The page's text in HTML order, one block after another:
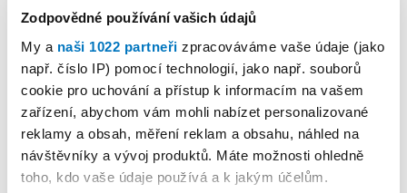
Zodpovědné používání vašich údajů
My a naši 1022 partneři zpracováváme vaše údaje (jako
např. číslo IP) pomocí technologií, jako např. souborů
cookie pro uchování a přístup k informacím na vašem
zařízení, abychom vám mohli nabízet personalizované
reklamy a obsah, měření reklam a obsahu, náhled na
návštěvníky a vývoj produktů. Máte možnosti ohledně
toho, kdo vaše údaje používá a k jakým účelům.